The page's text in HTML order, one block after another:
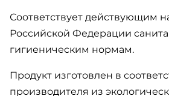
Соответствует действующим
Российской Федерации
гигиеническим нормам.
Продукт изготовлен в
производителя из